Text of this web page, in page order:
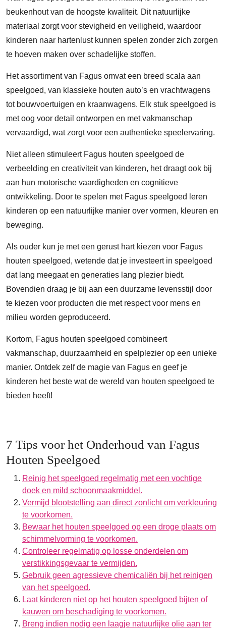
beukenhout van de hoogste kwaliteit. Dit natuurlijke
materiaal zorgt voor stevigheid en veiligheid, waardoor
kinderen naar hartenlust kunnen spelen zonder zich zorgen
te hoeven maken over schadelijke stoffen.
Het assortiment van Fagus omvat een breed scala aan
speelgoed, van klassieke houten auto’s en vrachtwagens
tot bouwvoertuigen en kraanwagens. Elk stuk speelgoed is
met oog voor detail ontworpen en met vakmanschap
vervaardigd, wat zorgt voor een authentieke speelervaring.
Niet alleen stimuleert Fagus houten speelgoed de
verbeelding en creativiteit van kinderen, het draagt ook bij
aan hun motorische vaardigheden en cognitieve
ontwikkeling. Door te spelen met Fagus speelgoed leren
kinderen op een natuurlijke manier over vormen, kleuren en
beweging.
Als ouder kun je met een gerust hart kiezen voor Fagus
houten speelgoed, wetende dat je investeert in speelgoed
dat lang meegaat en generaties lang plezier biedt.
Bovendien draag je bij aan een duurzame levensstijl door
te kiezen voor producten die met respect voor mens en
milieu worden geproduceerd.
Kortom, Fagus houten speelgoed combineert
vakmanschap, duurzaamheid en spelplezier op een unieke
manier. Ontdek zelf de magie van Fagus en geef je
kinderen het beste wat de wereld van houten speelgoed te
bieden heeft!
7 Tips voor het Onderhoud van Fagus
Houten Speelgoed
Reinig het speelgoed regelmatig met een vochtige
doek en mild schoonmaakmiddel.
Vermijd blootstelling aan direct zonlicht om verkleuring
te voorkomen.
Bewaar het houten speelgoed op een droge plaats om
schimmelvorming te voorkomen.
Controleer regelmatig op losse onderdelen om
verstikkingsgevaar te vermijden.
Gebruik geen agressieve chemicaliën bij het reinigen
van het speelgoed.
Laat kinderen niet op het houten speelgoed bijten of
kauwen om beschadiging te voorkomen.
Breng indien nodig een laagje natuurlijke olie aan ter